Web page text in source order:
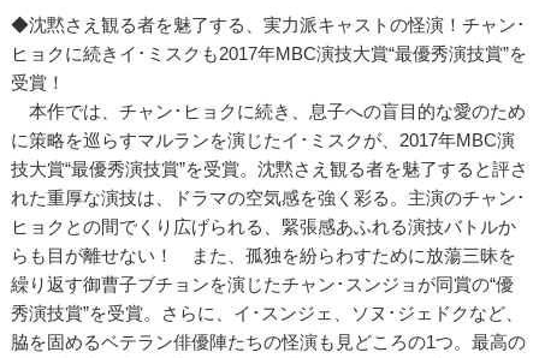
◆沈黙さえ観る者を魅了する、実力派キャストの怪演！チャン･
ヒョクに続きイ･ミスクも2017年MBC演技大賞“最優秀演技賞”を
受賞！
本作では、チャン･ヒョクに続き、息子への盲目的な愛のため
に策略を巡らすマルランを演じたイ･ミスクが、2017年MBC演
技大賞“最優秀演技賞”を受賞。沈黙さえ観る者を魅了すると評さ
れた重厚な演技は、ドラマの空気感を強く彩る。主演のチャン･
ヒョクとの間でくり広げられる、緊張感あふれる演技バトルか
らも目が離せない！ また、孤独を紛らわすために放蕩三昧を
繰り返す御曹子ブチョンを演じたチャン･スンジョが同賞の“優
秀演技賞”を受賞。さらに、イ･スンジェ、ソヌ･ジェドクなど、
脇を固めるベテラン俳優陣たちの怪演も見どころの1つ。最高の